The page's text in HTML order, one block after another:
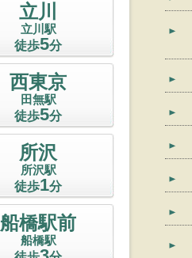
立川
立川駅
徒歩5分
西東京
田無駅
徒歩5分
所沢
所沢駅
徒歩1分
船橋駅前
船橋駅